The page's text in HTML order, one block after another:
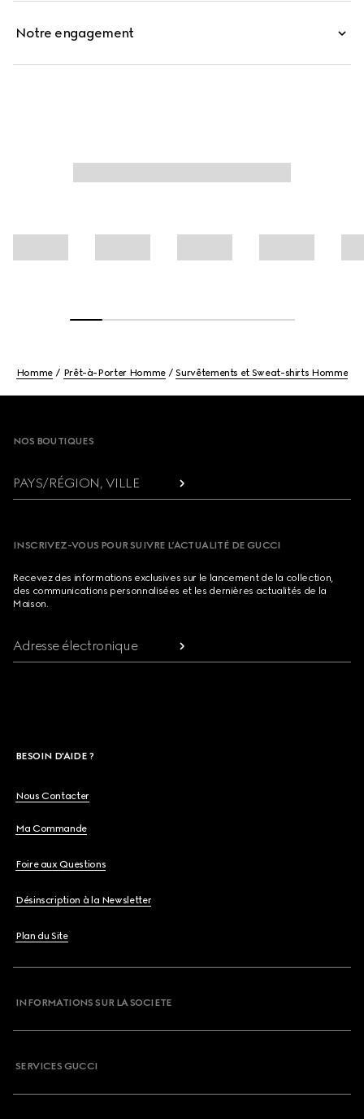
Notre engagement
Homme Prêt-à-Porter Homme Survêtements et Sweat-shirts Homme
NOS BOUTIQUES
PAYS/RÉGION, VILLE
INSCRIVEZ-VOUS POUR SUIVRE L’ACTUALITÉ DE GUCCI
Recevez des informations exclusives sur le lancement de la collection,
des communications personnalisées et les dernières actualités de la
Maison.
Adresse électronique
BESOIN D'AIDE ?
Nous Contacter
Ma Commande
Foire aux Questions
Désinscription à la Newsletter
Plan du Site
INFORMATIONS SUR LA SOCIETE
SERVICES GUCCI